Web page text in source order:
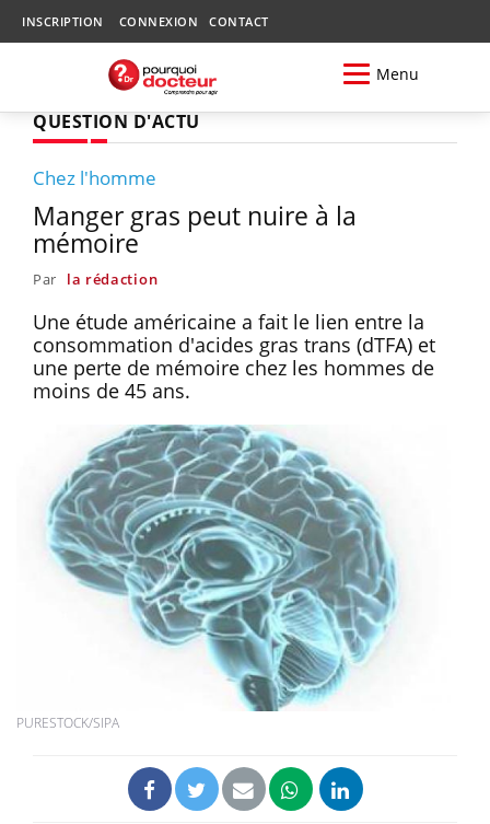
INSCRIPTION CONNEXION CONTACT
Menu
QUESTION D'ACTU
Chez l'homme
Manger gras peut nuire à la
mémoire
Par la rédaction
Une étude américaine a fait le lien entre la
consommation d'acides gras trans (dTFA) et
une perte de mémoire chez les hommes de
moins de 45 ans.
PURESTOCK/SIPA